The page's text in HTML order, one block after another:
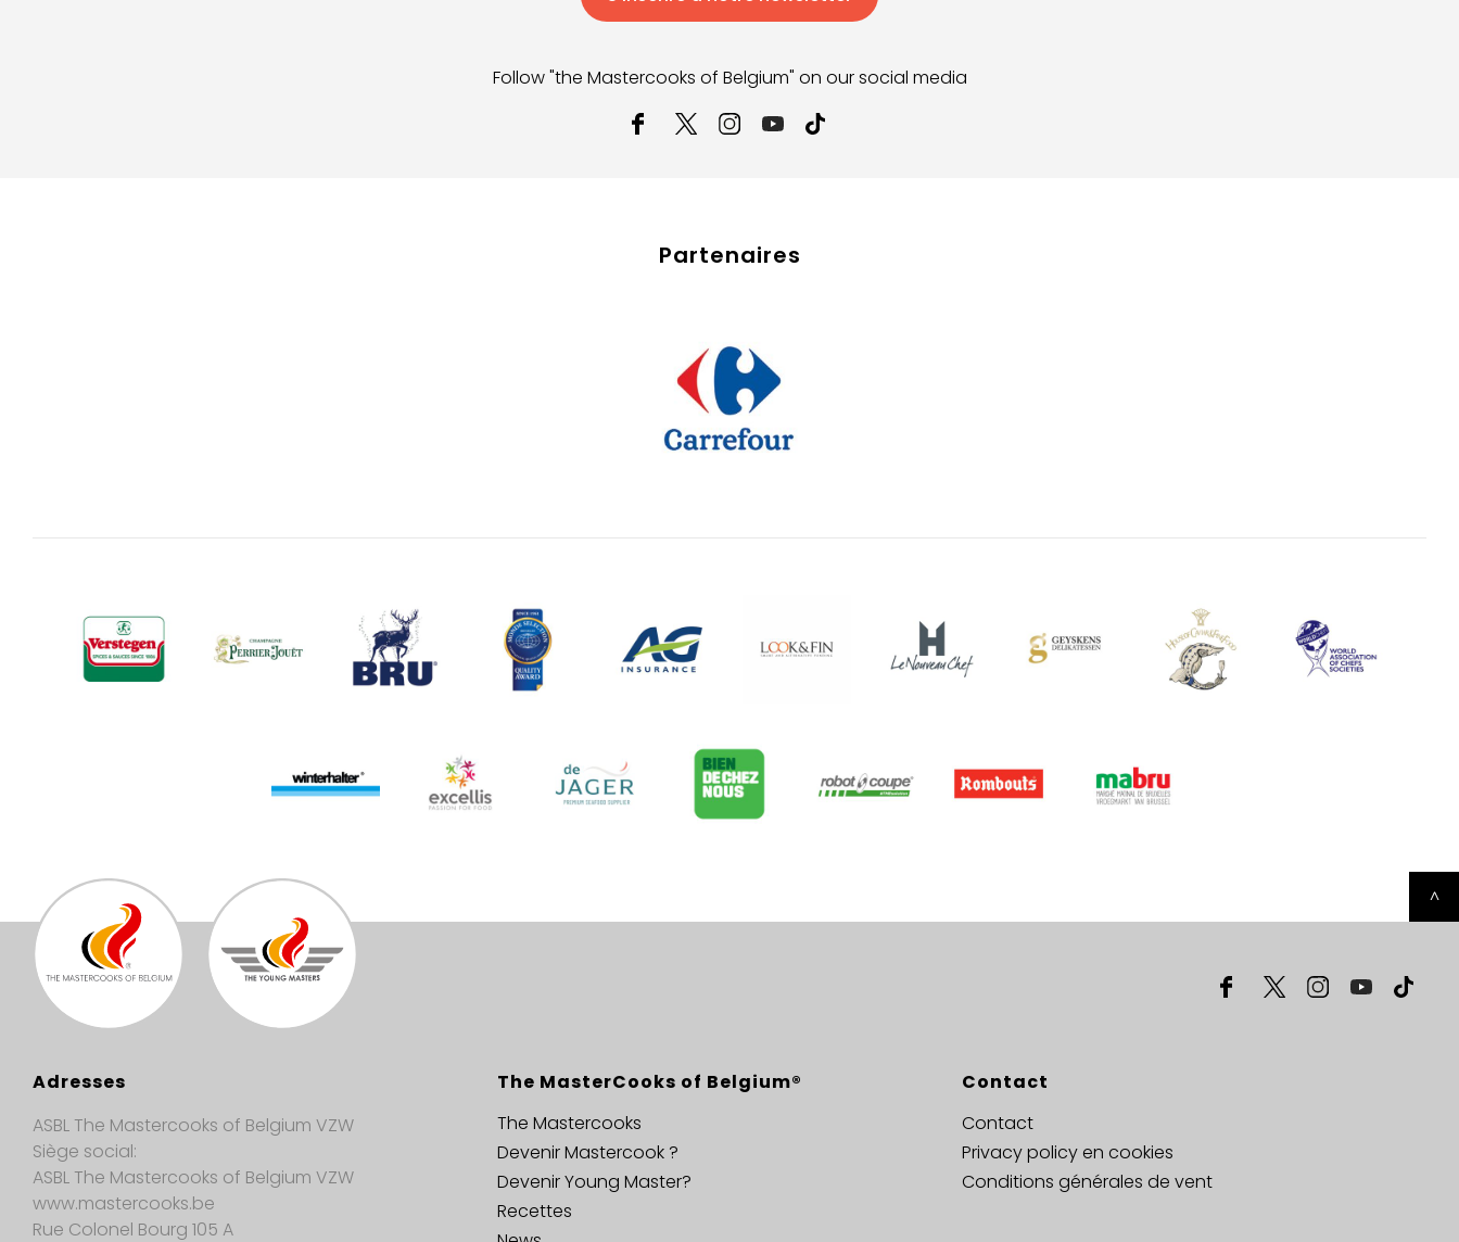
Follow "the Mastercooks of Belgium" on our social media
Partenaires
^
Adresses
ASBL The Mastercooks of Belgium VZW
Siège social:
ASBL The Mastercooks of Belgium VZW
www.mastercooks.be
Rue Colonel Bourg 105 A
The MasterCooks of Belgium®
The Mastercooks
Devenir Mastercook ?
Devenir Young Master?
Recettes
Contact
Contact
Privacy policy en cookies
Conditions générales de vent